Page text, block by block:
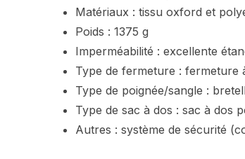
Matériaux : tissu oxford et
Poids : 1375 g
Imperméabilité : excellente
Type de fermeture : fermeture
Type de poignée/sangle :
Type de sac à dos : sac à dos
Autres : système de sécurité